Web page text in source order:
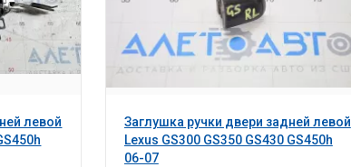
левой
Заглушка ручки двери задней левой
Lexus GS300 GS350 GS430 GS450h
06-07